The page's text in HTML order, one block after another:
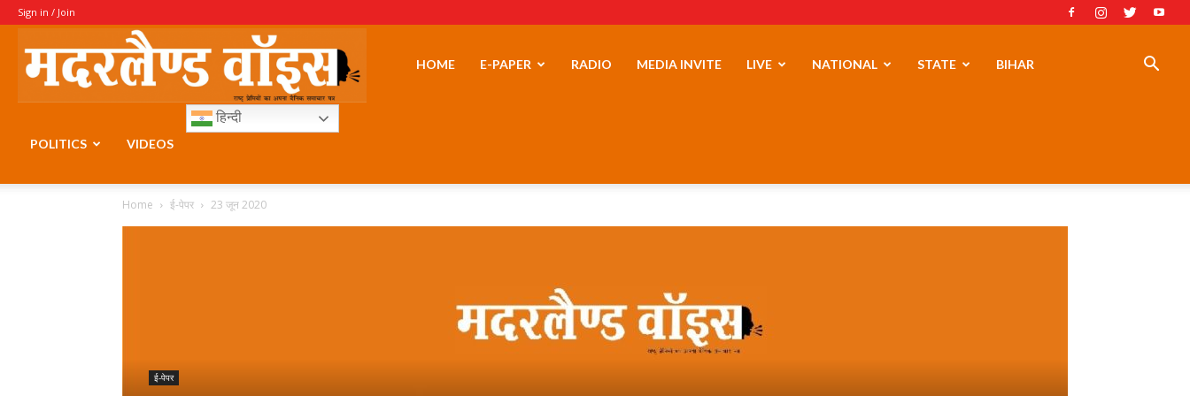
Sign in / Join
MotherLandHOME E-PAPER RADIO MEDIA INVITE LIVE NATIONAL STATE BIHAR
POLITICS VIDEOS
हिन्दी
Home ई-पेपर 23 जून 2020
ई-पेपर